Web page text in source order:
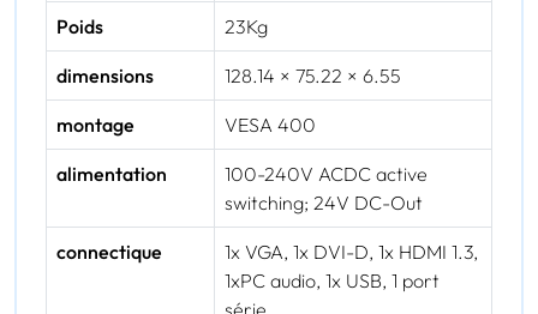
Poids 23Kg
dimensions 128.14 × 75.22 × 6.55
montage VESA 400
alimentation
100-240V ACDC active
switching; 24V DC-Out
connectique
1x VGA, 1x DVI-D, 1x HDMI 1.3,
1xPC audio, 1x USB, 1 port